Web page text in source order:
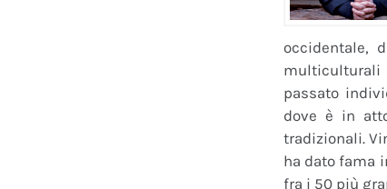
occidentale,
multiculturali
passato
dove è in
tradizionali.
ha dato fama
fra i 50 più